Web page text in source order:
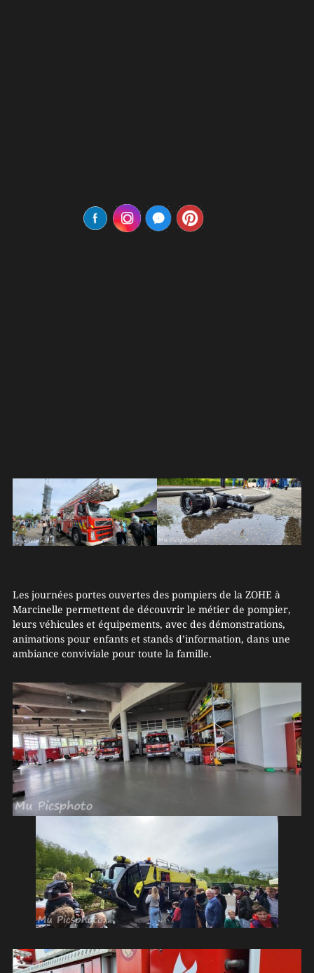
Les journées portes ouvertes des pompiers de la ZOHE à
Marcinelle permettent de découvrir le métier de pompier,
leurs véhicules et équipements, avec des démonstrations,
animations pour enfants et stands d’information, dans une
ambiance conviviale pour toute la famille.